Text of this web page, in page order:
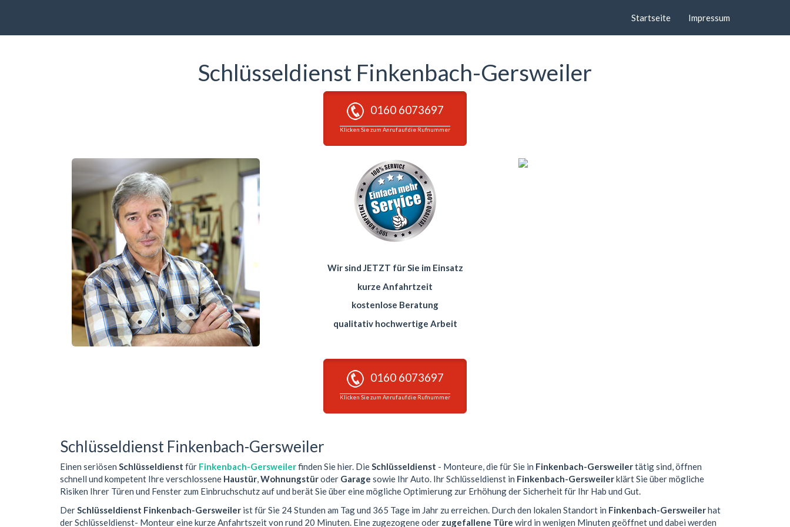
Startseite Impressum
Schlüsseldienst Finkenbach-Gersweiler
0160 6073697
Klicken Sie zum Anruf auf die Rufnummer
Wir sind JETZT für Sie im Einsatz
kurze Anfahrtzeit
kostenlose Beratung
qualitativ hochwertige Arbeit
0160 6073697
Klicken Sie zum Anruf auf die Rufnummer
Schlüsseldienst Finkenbach-Gersweiler
Einen seriösen Schlüsseldienst für Finkenbach-Gersweilerfinden Sie hier. DieSchlüsseldienst - Monteure, die für Sie in Finkenbach-Gersweilertätig sind, öffnen
schnell und kompetent Ihre verschlossene Haustür,Wohnungstüroder Garage sowie Ihr Auto. Ihr Schlüsseldienst in Finkenbach-Gersweilerklärt Sie über mögliche
Risiken Ihrer Türen und Fenster zum Einbruchschutz auf und berät Sie über eine mögliche Optimierung zur Erhöhung der Sicherheit für Ihr Hab und Gut.
DerSchlüsseldienst Finkenbach-Gersweiler ist für Sie 24 Stunden am Tag und 365 Tage im Jahr zu erreichen. Durch den lokalen Standort in Finkenbach-Gersweilerhat
der Schlüsseldienst- Monteur eine kurze Anfahrtszeit von rund 20 Minuten. Eine zugezogene oder zugefallene Türe wird in wenigen Minuten geöffnet und dabei werden